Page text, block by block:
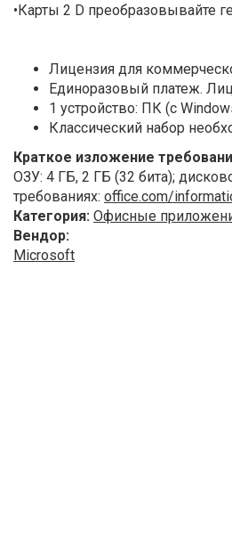
•Карты 2 D преобразовывайте
Лицензия для
Единоразовый платеж.
1 устройство: ПК (с
Классический набор
Краткое изложение
ОЗУ: 4 ГБ, 2 ГБ (32 бита);
требованиях: office.com/
Категория: Офисные
Вендор:
Microsoft